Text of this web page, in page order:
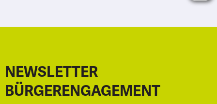
NEWSLETTER
BÜRGERENGAGEMENT